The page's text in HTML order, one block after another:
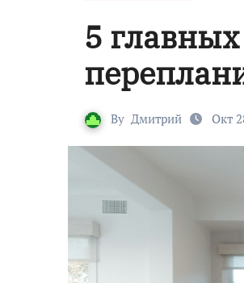
5
By Дмитрий Окт